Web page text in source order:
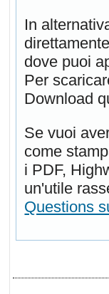
In
dove puoi
Per
Download
Se vuoi
come
i PDF,
un'utile
Questions